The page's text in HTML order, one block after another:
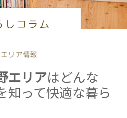
しコラム
リア情報
エリアはどんな
知って快適な暮ら